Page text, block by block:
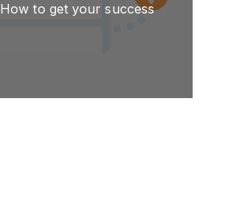
How to get your success